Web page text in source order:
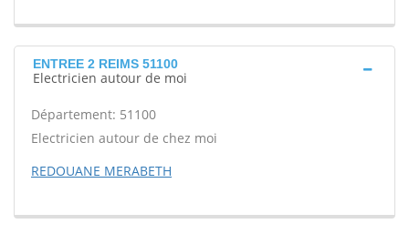
ENTREE 2 REIMS 51100
Electricien autour de moi
Département: 51100
Electricien autour de chez moi
REDOUANE MERABETH